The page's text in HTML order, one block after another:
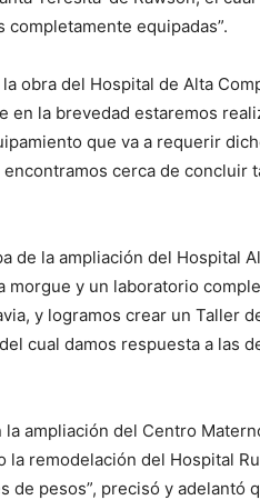
completamente equipadas”.
obra del Hospital de Alta
en la brevedad estaremos
que va a requerir
cerca de concluir
de la ampliación del Hospital
morgue y un laboratorio
y logramos crear un Taller
cual damos respuesta a las
ampliación del Centro
remodelación del Hospital
de pesos”, precisó y adelantó